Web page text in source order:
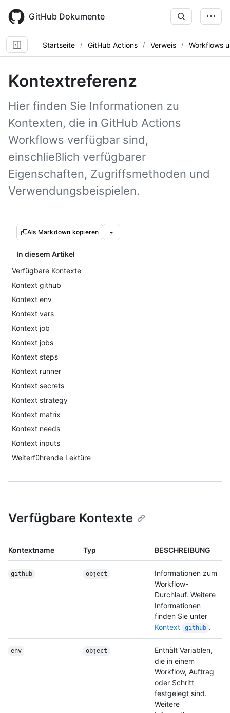
main
content
GitHub Dokumente
Startseite GitHub Actions Verweis Workflows
Kontextreferenz
Hier finden Sie Informationen zu
Kontexten, die in GitHub Actions
Workflows verfügbar sind,
einschließlich verfügbarer
Eigenschaften, Zugriffsmethoden und
Verwendungsbeispielen.
Als Markdown kopieren
In diesem Artikel
Verfügbare Kontexte
Kontext github
Kontext env
Kontext vars
Kontext job
Kontext jobs
Kontext steps
Kontext runner
Kontext secrets
Kontext strategy
Kontext matrix
Kontext needs
Kontext inputs
Weiterführende Lektüre
Verfügbare Kontexte
Kontextname Typ BESCHREIBUNG
github object
Informationen zum
Workflow-
Durchlauf. Weitere
Informationen
finden Sie unter
Kontext
github .
env object
Enthält Variablen,
die in einem
Workflow, Auftrag
oder Schritt
festgelegt sind.
Weitere